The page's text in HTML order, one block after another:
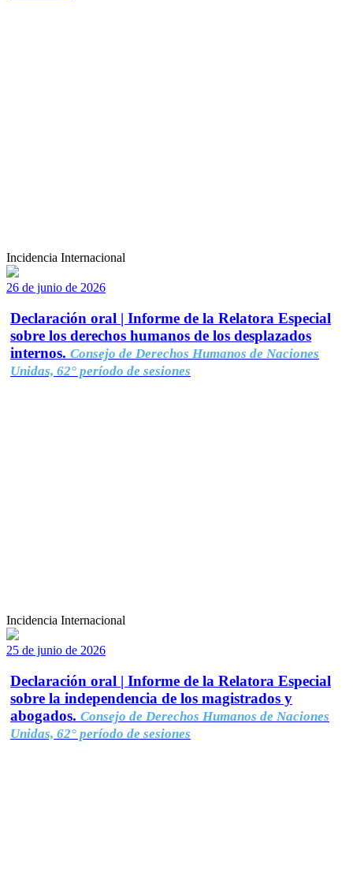
Incidencia Internacional
26 de junio de 2026
Declaración oral | Informe de la Relatora Especial
sobre los derechos humanos de los desplazados
internos. Consejo de Derechos Humanos de Naciones
Unidas, 62° período de sesiones
Incidencia Internacional
25 de junio de 2026
Declaración oral | Informe de la Relatora Especial
sobre la independencia de los magistrados y
abogados. Consejo de Derechos Humanos de Naciones
Unidas, 62° período de sesiones